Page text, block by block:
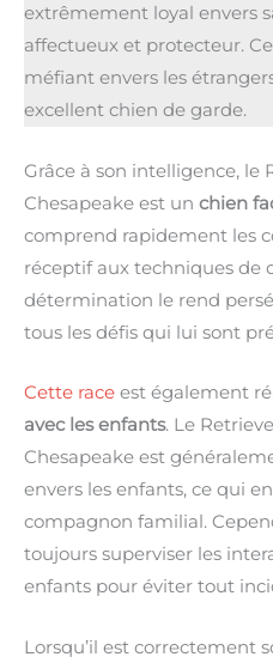
extrêmement loyal envers
affectueux et protecteur.
méfiant envers les
excellent chien de garde.
Grâce à son intelligence, le
Chesapeake est un chien
comprend rapidement les
réceptif aux techniques de
détermination le rend
tous les défis qui lui sont
Cette race est également
avec les enfants. Le
Chesapeake est
envers les enfants, ce qui
compagnon familial.
toujours superviser les
enfants pour éviter tout
Lorsqu’il est correctement